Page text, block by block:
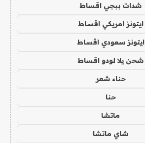
شدات ببجي اقساط
ايتونز امريكي اقساط
ايتونز سعودي اقساط
شحن يلا لودو اقساط
حناء شعر
حنا
ماتشا
شاي ماتشا